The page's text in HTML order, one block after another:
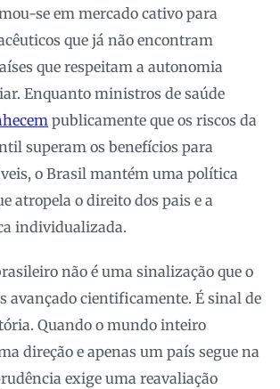
se em mercado cativo para
que já não encontram
que respeitam a autonomia
Enquanto ministros de saúde
publicamente que os riscos da
superam os benefícios para
o Brasil mantém uma política
atropela o direito dos pais e a
individualizada.
não é uma sinalização que o
avançado cientificamente. É sinal de
Quando o mundo inteiro
direção e apenas um país segue na
exige uma reavaliação